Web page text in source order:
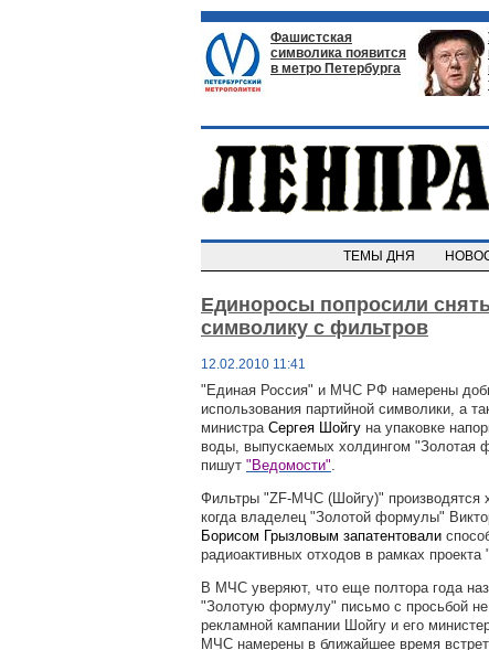
Фашистская
символика появится
в метро Петербурга
ТЕМЫ ДНЯ
Единоросы попросили
символику с фильтров
12.02.2010 11:41
"Единая Россия" и МЧС РФ намерены
использования партийной символики, а
министра Сергея Шойгу на упаковке
воды, выпускаемых холдингом "Золотая
пишут "Ведомости".
Фильтры "ZF-МЧС (Шойгу)" производятся
когда владелец "Золотой формулы"
Борисом Грызловым запатентовали
радиоактивных отходов в рамках проекта
В МЧС уверяют, что еще полтора года
"Золотую формулу" письмо с просьбой
рекламной кампании Шойгу и его
МЧС намерены в ближайшее время